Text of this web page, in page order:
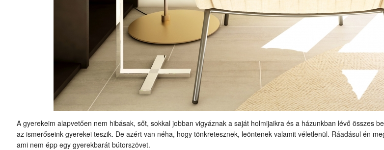
A gyerekeim alapvetően nem hibásak, sőt, sokkal jobban vigyáznak a saját holmijaikra és a házunkban lévő összes
az ismerőseink gyerekei teszik. De azért van néha, hogy tönkretesznek, leöntenek valamit véletlenül. Ráadásul én
ami nem épp egy gyerekbarát bútorszövet.